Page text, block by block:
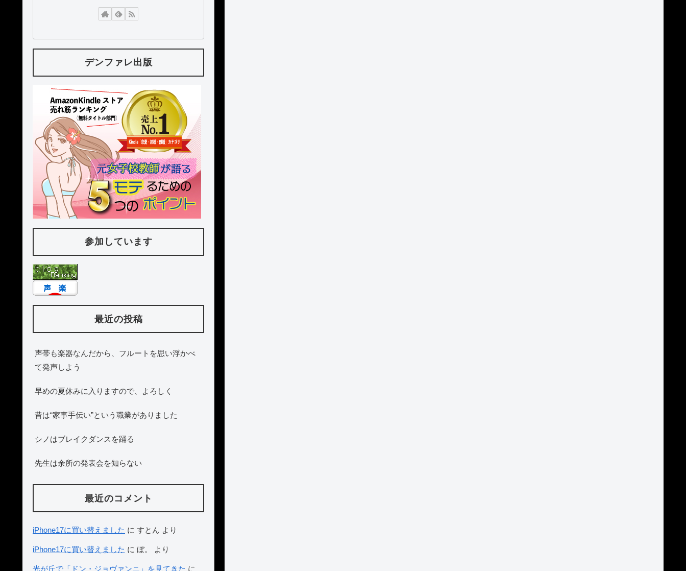
デンファレ出版
参加しています
最近の投稿
声帯も楽器なんだから、フルートを思い浮かべ
て発声しよう
早めの夏休みに入りますので、よろしく
昔は“家事手伝い”という職業がありました
シノはブレイクダンスを踊る
先生は余所の発表会を知らない
最近のコメント
iPhone17に買い替えました に すとん より
iPhone17に買い替えました に ぼ。 より
光が丘で「ドン・ジョヴァンニ」を見てきた に